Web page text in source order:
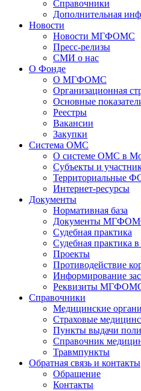
Справочники
Дополнительная
Новости
Новости МГФОМС
Пресс-релизы
СМИ о нас
О Фонде
О МГФОМС
Организационная
Основные
Реестры
Вакансии
Закупки
Система ОМС
О системе ОМС в
Субъекты и
Территориальные
Интернет-ресурсы
Документы
Нормативная база
Документы
Судебная практика
Судебная практика
Проекты
Противодействие
Информирование
Реквизиты
Справочники
Медицинские
Страховые
Пункты выдачи
Справочник
Травмпункты
Обратная связь и контакты
Обращение
Контакты